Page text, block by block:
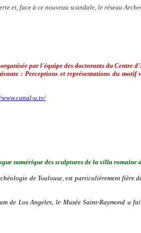
et, face à ce nouveau scandale, le réseau
par l'équipe des doctorants du Centre
: Perceptions et représentations du
u.tv/
numérique des sculptures de la villa romaine
de Toulouse, est particulièrement
de Los Angeles, le Musée Saint-Raymond a